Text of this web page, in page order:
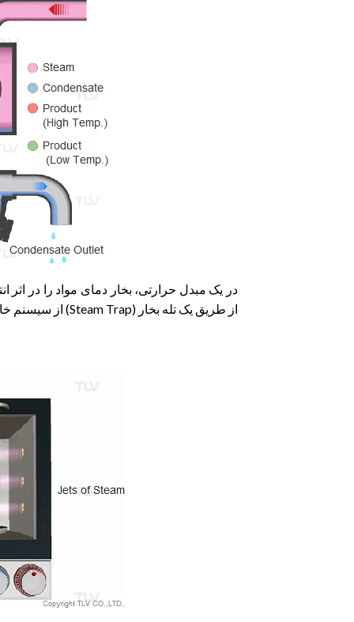
در یک مبدل حرارتی، بخار دمای مواد را در
از طریق یک تله بخار (Steam Trap) از سیسنم خارج می‌شود.